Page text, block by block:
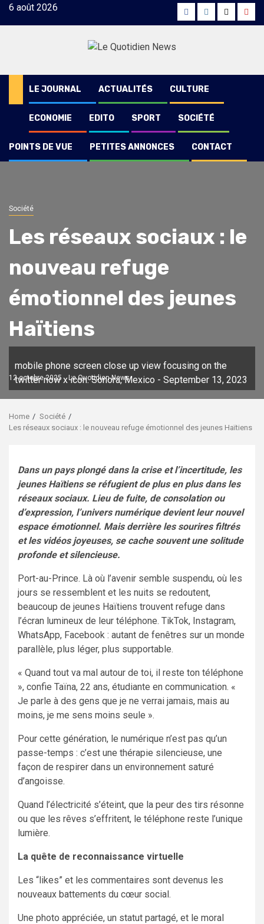
Skip6 août 2026 FacebookInstagram
Twitter
LE JOURNAL ACTUALITÉS CULTURE
ECONOMIE EDITO SPORT SOCIÉTÉ
POINTS DE VUE PETITES ANNONCES CONTACT
Société
Les réseaux sociaux : le
nouveau refuge
émotionnel des jeunes
Haïtiens
12 octobre 2025 Le Quotidien News
mobile phone screen close up view focusing on the
twitter now x icon: Sonora, Mexico - September 13, 2023
Home
Société
Les réseaux sociaux : le nouveau refuge émotionnel des jeunes Haïtiens
Dans un pays plongé dans la crise et l’incertitude, les
jeunes Haïtiens se réfugient de plus en plus dans les
réseaux sociaux. Lieu de fuite, de consolation ou
d’expression, l’univers numérique devient leur nouvel
espace émotionnel. Mais derrière les sourires filtrés
et les vidéos joyeuses, se cache souvent une solitude
profonde et silencieuse.
Port-au-Prince. Là où l’avenir semble suspendu, où les
jours se ressemblent et les nuits se redoutent,
beaucoup de jeunes Haïtiens trouvent refuge dans
l’écran lumineux de leur téléphone. TikTok, Instagram,
WhatsApp, Facebook : autant de fenêtres sur un monde
parallèle, plus léger, plus supportable.
« Quand tout va mal autour de toi, il reste ton téléphone
», confie Taïna, 22 ans, étudiante en communication. «
Je parle à des gens que je ne verrai jamais, mais au
moins, je me sens moins seule ».
Pour cette génération, le numérique n’est pas qu’un
passe-temps : c’est une thérapie silencieuse, une
façon de respirer dans un environnement saturé
d’angoisse.
Quand l’électricité s’éteint, que la peur des tirs résonne
ou que les rêves s’effritent, le téléphone reste l’unique
lumière.
La quête de reconnaissance virtuelle
Les “likes” et les commentaires sont devenus les
nouveaux battements du cœur social.
Une photo appréciée, un statut partagé, et le moral